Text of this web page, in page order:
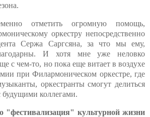
отметить огромную помощь,
оркестру непосредственно
Сержа Саргсяна, за что мы ему,
И хотя мне уже неловко
с чем-то, но пока еще витает в воздухе
при Филармоническом оркестре, где
оркестранты смогут делиться
коллегами.
"фестивализация" культурной жизни